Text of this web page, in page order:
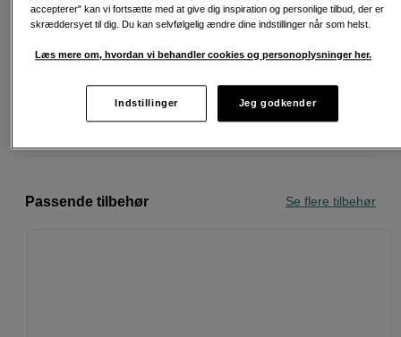
30 dages returret
Personlig service og ekspertrådgivning
Passende tilbehør Se flere tilbehør
accepterer" kan vi fortsætte med at give dig inspiration og personlige tilbud, der er
skræddersyet til dig. Du kan selvfølgelig ændre dine indstillinger når som helst.
Læs mere om, hvordan vi behandler cookies og personoplysninger her.
Indstillinger Jeg godkender